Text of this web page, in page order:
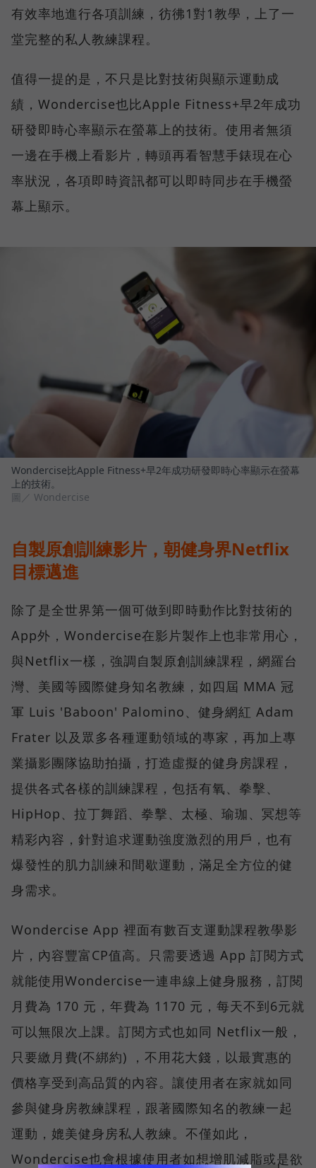
有效率地進行各項訓練，彷彿1對1教學，上了一
堂完整的私人教練課程。
值得一提的是，不只是比對技術與顯示運動成
績，Wondercise也比Apple Fitness+早2年成功
研發即時心率顯示在螢幕上的技術。使用者無須
一邊在手機上看影片，轉頭再看智慧手錶現在心
率狀況，各項即時資訊都可以即時同步在手機螢
幕上顯示。
Wondercise比Apple Fitness+早2年成功研發即時心率顯示在螢幕
上的技術。
圖／ Wondercise
自製原創訓練影片，朝健身界Netflix
目標邁進
除了是全世界第一個可做到即時動作比對技術的
App外，Wondercise在影片製作上也非常用心，
與Netflix一樣，強調自製原創訓練課程，網羅台
灣、美國等國際健身知名教練，如四屆 MMA 冠
軍 Luis 'Baboon' Palomino、健身網紅 Adam
Frater 以及眾多各種運動領域的專家，再加上專
業攝影團隊協助拍攝，打造虛擬的健身房課程，
提供各式各樣的訓練課程，包括有氧、拳擊、
HipHop、拉丁舞蹈、拳擊、太極、瑜珈、冥想等
精彩內容，針對追求運動強度激烈的用戶，也有
爆發性的肌力訓練和間歇運動，滿足全方位的健
身需求。
Wondercise App 裡面有數百支運動課程教學影
片，內容豐富CP值高。只需要透過 App 訂閱方式
就能使用Wondercise一連串線上健身服務，訂閱
月費為 170 元，年費為 1170 元，每天不到6元就
可以無限次上課。訂閱方式也如同 Netflix一般，
只要繳月費(不綁約) ，不用花大錢，以最實惠的
價格享受到高品質的內容。讓使用者在家就如同
參與健身房教練課程，跟著國際知名的教練一起
運動，媲美健身房私人教練。不僅如此，
Wondercise也會根據使用者如想增肌減脂或是欲